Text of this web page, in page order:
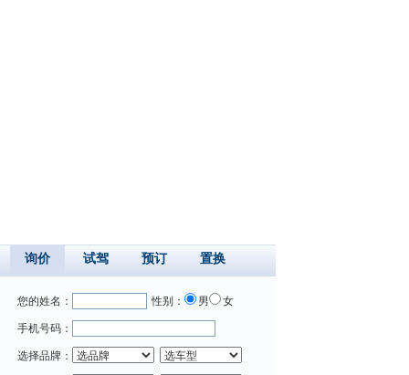
询价 试驾 预订 置换
您的姓名： 性别： 男 女
手机号码：
选择品牌：